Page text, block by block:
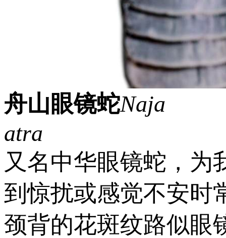
舟山眼镜蛇Naja
atra
又名中华眼镜蛇，为
到惊扰或感觉不安时
颈背的花斑纹路似眼